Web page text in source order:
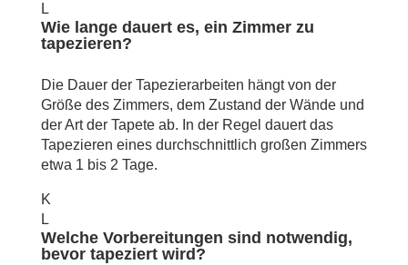
L
Wie lange dauert es, ein Zimmer zu
tapezieren?
Die Dauer der Tapezierarbeiten hängt von der
Größe des Zimmers, dem Zustand der Wände und
der Art der Tapete ab. In der Regel dauert das
Tapezieren eines durchschnittlich großen Zimmers
etwa 1 bis 2 Tage.
K
L
Welche Vorbereitungen sind notwendig,
bevor tapeziert wird?